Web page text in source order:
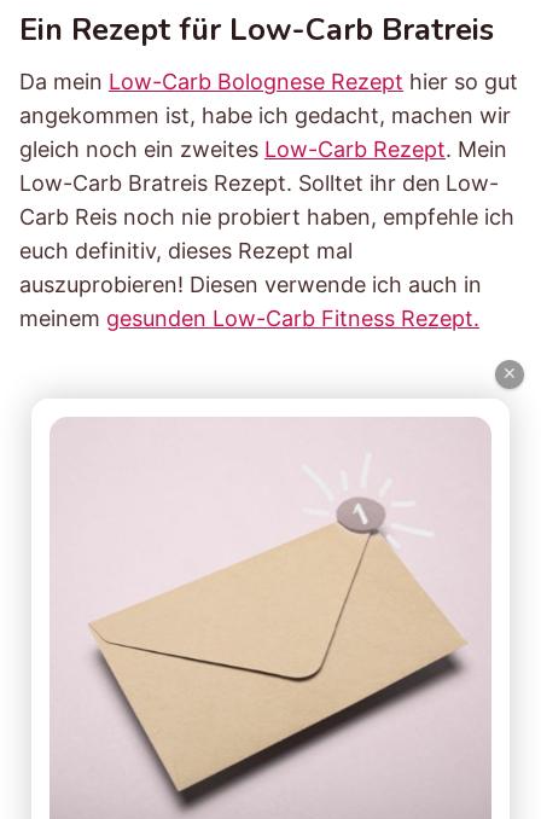
Ein Rezept für Low-Carb Bratreis
Da mein Low-Carb Bolognese Rezept hier so gut
angekommen ist, habe ich gedacht, machen wir
gleich noch ein zweites Low-Carb Rezept. Mein
Low-Carb Bratreis Rezept. Solltet ihr den Low-
Carb Reis noch nie probiert haben, empfehle ich
euch definitiv, dieses Rezept mal
auszuprobieren! Diesen verwende ich auch in
meinem gesunden Low-Carb Fitness Rezept.
×